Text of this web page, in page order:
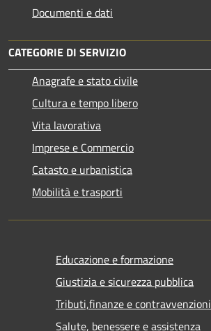
Documenti e dati
CATEGORIE DI SERVIZIO
Anagrafe e stato civile
Cultura e tempo libero
Vita lavorativa
Imprese e Commercio
Catasto e urbanistica
Mobilità e trasporti
Educazione e formazione
Giustizia e sicurezza pubblica
Tributi,finanze e contravvenzioni
Salute, benessere e assistenza